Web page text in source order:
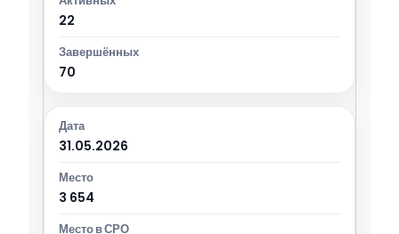
22
70
31.05.2026
3 654